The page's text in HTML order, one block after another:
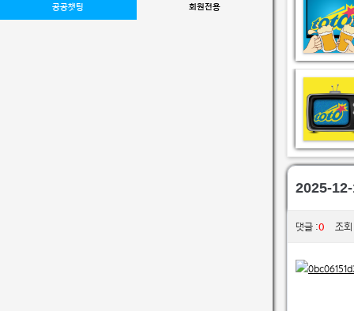
공공챗팅 회원전용
2025-
댓글 :0 조